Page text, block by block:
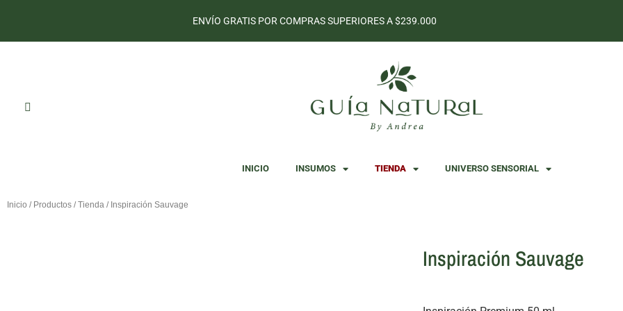
ENVÍO GRATIS POR COMPRAS SUPERIORES A $239.000
INICIO INSUMOS TIENDA UNIVERSO SENSORIAL
Inicio / Productos /Tienda / Inspiración Sauvage
Inspiración Sauvage